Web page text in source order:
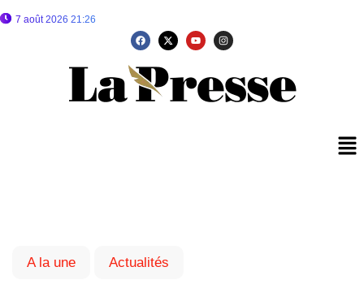
7 août 2026 21:26
A la une Actualités